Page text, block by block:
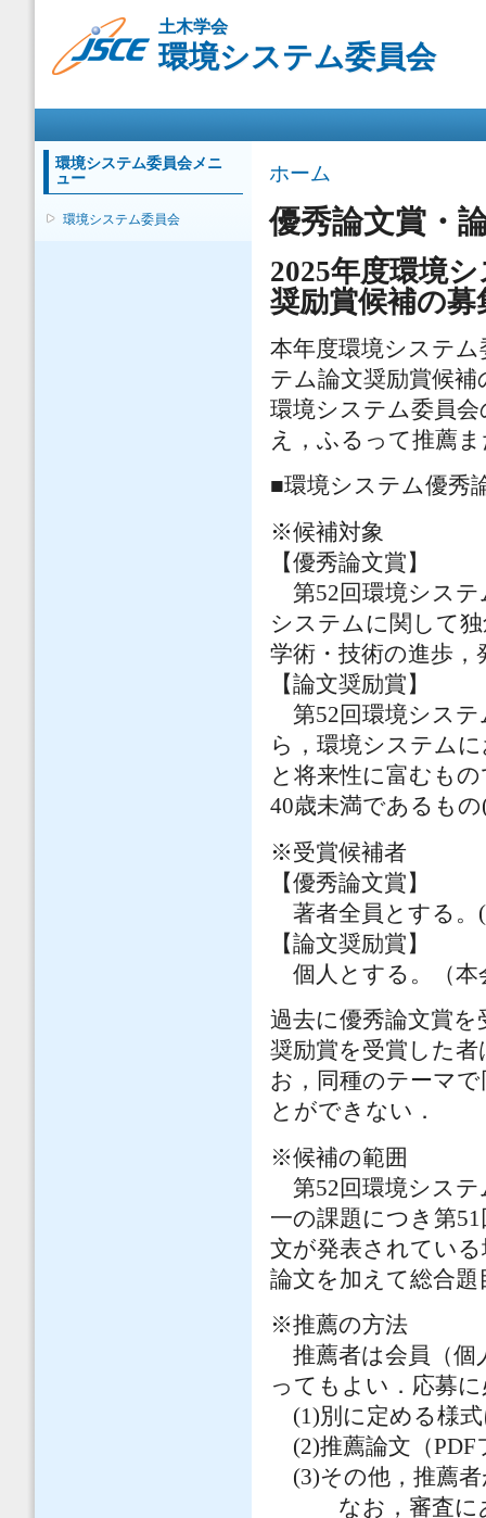
動
土木学会
環境システム委員会
環境システム委員会メニ
ュー
環境システム委員会
現在地
ホーム
優秀論文賞・
2025年度環境
奨励賞候補の募
本年度環境システ
テム論文奨励賞候
環境システム委員
え，ふるって推薦
■環境システム優秀
※候補対象
【優秀論文賞】
第52回環境システ
システムに関して
学術・技術の進歩
【論文奨励賞】
第52回環境システ
ら，環境システム
と将来性に富むも
40歳未満であるも
※受賞候補者
【優秀論文賞】
著者全員とする。
【論文奨励賞】
個人とする。（本
過去に優秀論文賞
奨励賞を受賞した
お，同種のテーマ
とができない．
※候補の範囲
第52回環境システ
一の課題につき第
文が発表されてい
論文を加えて総合
※推薦の方法
推薦者は会員（個
ってもよい．応募
(1)別に定める様式
(2)推薦論文（PDF
(3)その他，推薦者
なお，審査にあ